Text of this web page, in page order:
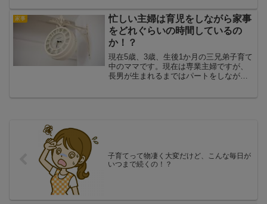
水垢?! ぬるぬる汚れは掃除の敵! そもそ
も、なぜあんなに水...
家事
忙しい主婦は育児をしながら家事
をどれぐらいの時間しているの
か！？
現在5歳、3歳、生後1か月の三兄弟子育て
中のママです。現在は専業主婦ですが、
長男が生まれるまではパートをしながら
子育てって物凄く大変だけど、こんな毎日が
いつまで続くの！？